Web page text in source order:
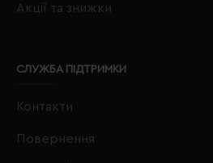
Акції та знижки
СЛУЖБА ПІДТРИМКИ
Контакти
Повернення